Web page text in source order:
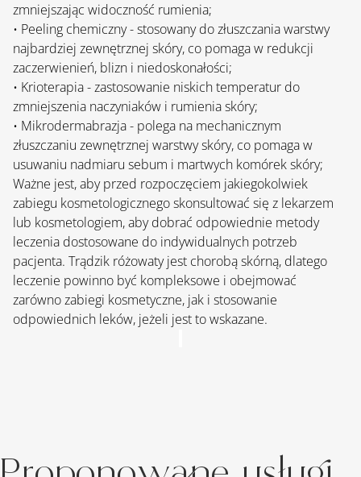
zmniejszając widoczność rumienia;
• Peeling chemiczny - stosowany do złuszczania warstwy
najbardziej zewnętrznej skóry, co pomaga w redukcji
zaczerwienień, blizn i niedoskonałości;
• Krioterapia - zastosowanie niskich temperatur do
zmniejszenia naczyniaków i rumienia skóry;
• Mikrodermabrazja - polega na mechanicznym
złuszczaniu zewnętrznej warstwy skóry, co pomaga w
usuwaniu nadmiaru sebum i martwych komórek skóry;
Ważne jest, aby przed rozpoczęciem jakiegokolwiek
zabiegu kosmetologicznego skonsultować się z lekarzem
lub kosmetologiem, aby dobrać odpowiednie metody
leczenia dostosowane do indywidualnych potrzeb
pacjenta. Trądzik różowaty jest chorobą skórną, dlatego
leczenie powinno być kompleksowe i obejmować
zarówno zabiegi kosmetyczne, jak i stosowanie
odpowiednich leków, jeżeli jest to wskazane.